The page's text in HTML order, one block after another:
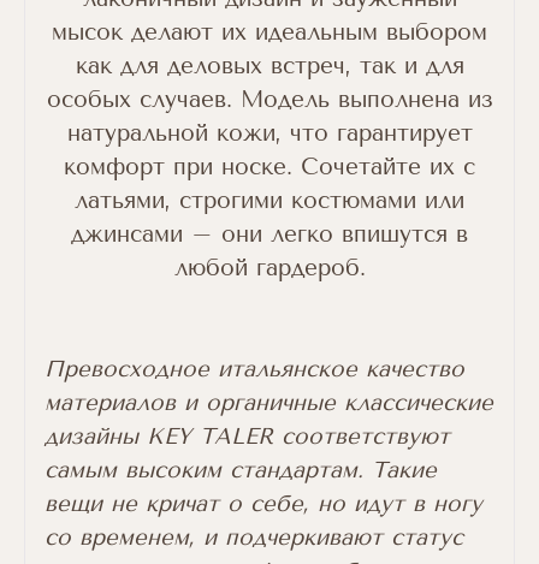
мысок делают их идеальным выбором
как для деловых встреч, так и для
особых случаев. Модель выполнена из
натуральной кожи, что гарантирует
комфорт при носке. Сочетайте их с
латьями, строгими костюмами или
джинсами – они легко впишутся в
любой гардероб.
Превосходное итальянское качество
материалов и органичные классические
дизайны KEY TALER соответствуют
самым высоким стандартам. Такие
вещи не кричат о себе, но идут в ногу
со временем, и подчеркивают статус